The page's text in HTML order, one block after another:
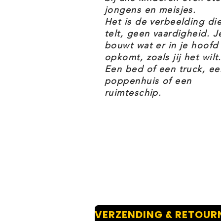
De LEGO Disney 43243 Simba
uit van het thema Disney.
LEGO DISNEY 43243 SIMBA DE
Bouwbaar speelgoed voor
6 jaar op deze Simba de
voor fantasierijke
Vier een mijlpaal – dit
LEGO dieren figuur uit De
met 4 'insecten' om het 30-
jongens en meisjes.
Het is de verbeelding
telt, geen vaardigheid.
bouwt wat er in je hoofd
opkomt, zoals jij het
Een bed of een truck,
poppenhuis of een
ruimteschip.